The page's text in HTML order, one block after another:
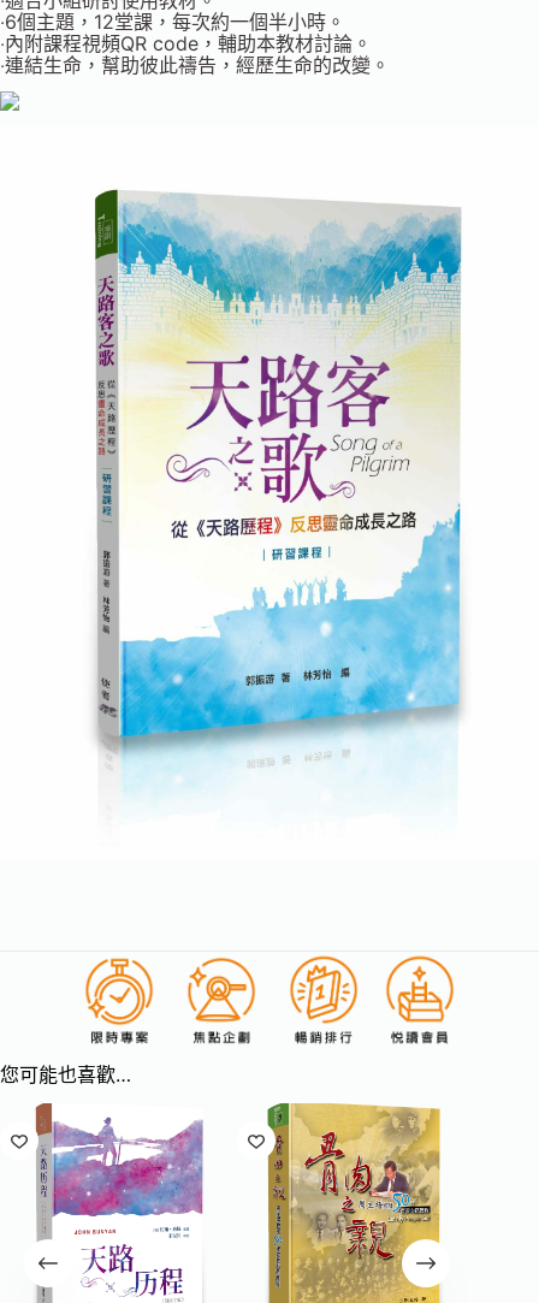
‧6個主題，12堂課，每次約一個半小時。
‧內附課程視頻QR code，輔助本教材討論。
‧連結生命，幫助彼此禱告，經歷生命的改變。
您可能也喜歡…